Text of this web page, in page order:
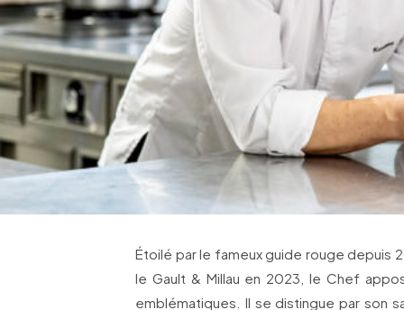
Étoilé par le fameux guide rouge depuis
le Gault & Millau en 2023, le Chef
emblématiques. Il se distingue par son